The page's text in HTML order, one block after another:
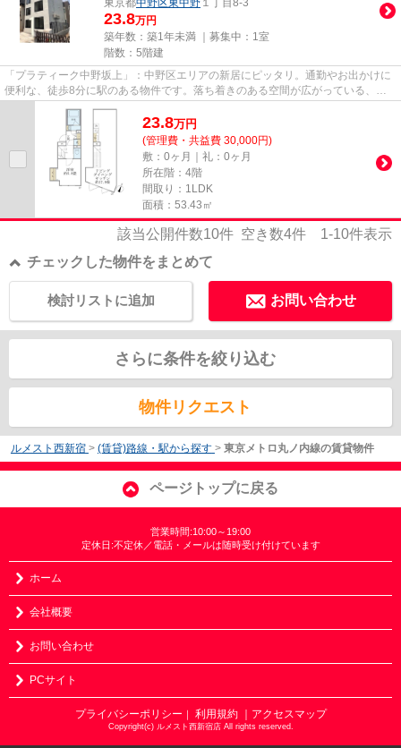
東京都中野区東中野 １丁目8-3
23.8万円
築年数：築1年未満 ｜募集中： 1室
階数：5階建
「プラティーク中野坂上」：中野区エリアの新居にピッタリ。通勤やお出かけに
便利な、徒歩8分に駅のある物件です。落ち着きのある空間が広がっている、令
和8年築の物件です。令和8年3...
23.8万円
(管理費・共益費 30,000円)
敷：0ヶ月｜礼：0ヶ月
所在階：4階
間取り：1LDK
面積：53.43㎡
該当公開件数10件 空き数4件 1-10件表示
チェックした物件をまとめて
お問い合わせ
検討リストに追加
さらに条件を絞り込む
物件リクエスト
ルメスト西新宿 > (賃貸)路線・駅から探す > 東京メトロ丸ノ内線の賃貸物件
ページトップに戻る
営業時間:10:00～19:00
定休日:不定休／電話・メールは随時受け付けています
ホーム
会社概要
お問い合わせ
PCサイト
プライバシーポリシー 利用規約 ｜アクセスマップ
Copyright(c) ルメスト西新宿店 All rights reserved.